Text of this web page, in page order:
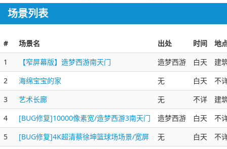
场景列表
# 场景名 出处 时间
地
1
【窄屏幕版】造梦西游南天门 造梦西游 白天
建
2
海绵宝宝的家 无 白天
不
3
艺术长廊 无 不详
建
4
[BUG修复]10000像素宽/造梦西游3南天门 造梦西游 白天
不
5
[BUG修复]4K超清蔡徐坤篮球场场景/宽屏 无 白天
不